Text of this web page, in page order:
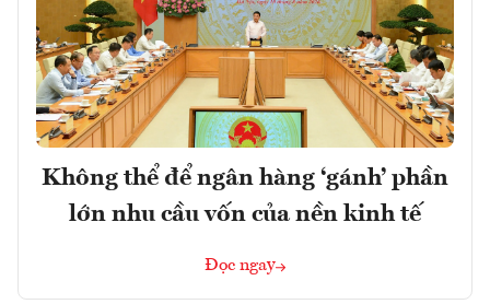
Không thể để ngân hàng ‘gánh’ phần
lớn nhu cầu vốn của nền kinh tế
Đọc ngay